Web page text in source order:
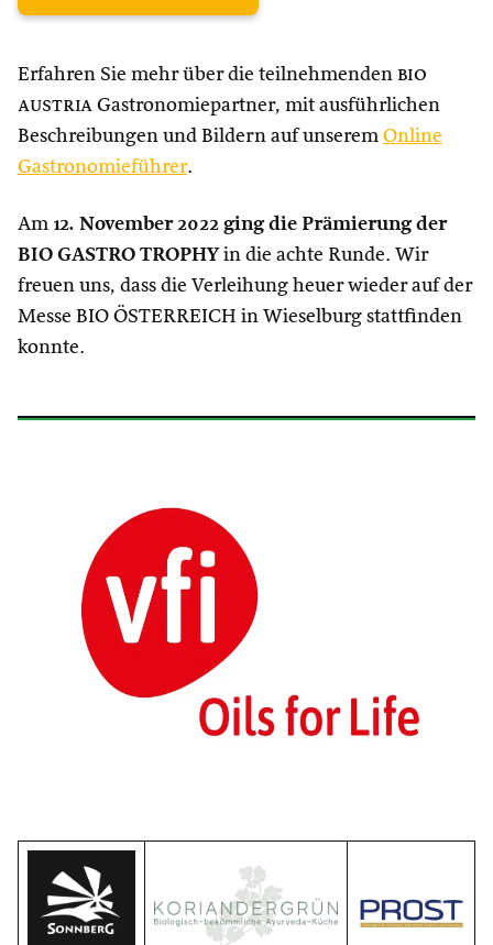
Erfahren Sie mehr über die teilnehmenden bio
austria Gastronomiepartner, mit ausführlichen
Beschreibungen und Bildern auf unserem Online
Gastronomieführer.
Am 12. November 2022 ging die Prämierung der
BIO GASTRO TROPHYin die achte Runde. Wir
freuen uns, dass die Verleihung heuer wieder auf der
Messe BIO ÖSTERREICH in Wieselburg stattfinden
konnte.